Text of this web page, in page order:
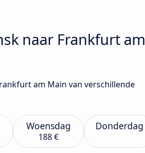
naar Frankfurt am
am Main van verschillende
Woensdag
188 €
Donderdag